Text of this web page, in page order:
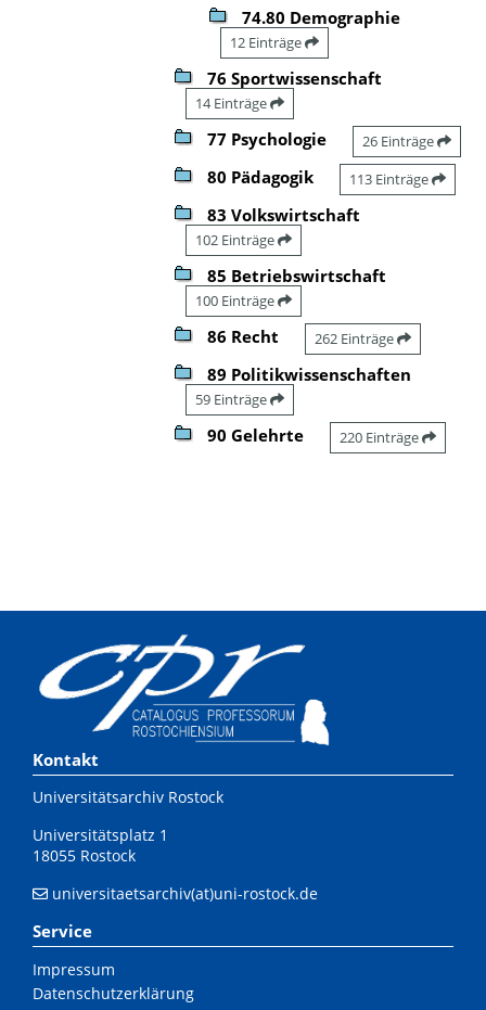
74.80 Demographie
12 Einträge
76 Sportwissenschaft
14 Einträge
77 Psychologie 26 Einträge
80 Pädagogik 113 Einträge
83 Volkswirtschaft
102 Einträge
85 Betriebswirtschaft
100 Einträge
86 Recht 262 Einträge
89 Politikwissenschaften
59 Einträge
90 Gelehrte 220 Einträge
Kontakt
Universitätsarchiv Rostock
Universitätsplatz 1
18055 Rostock
universitaetsarchiv(at)uni-rostock.de
Service
Impressum
Datenschutzerklärung